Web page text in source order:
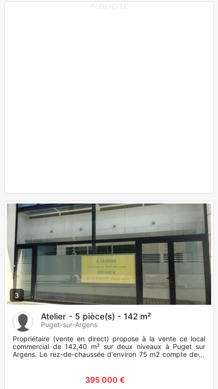
PUBLICITE
3
Atelier - 5 pièce(s) - 142 m²
Puget-sur-Argens
Propriétaire (vente en direct) propose à la vente ce local
commercial de 142,40 m² sur deux niveaux à Puget sur
Argens. Le rez-de-chaussée d'environ 75 m2 compte deux
entrées, un c
395 000 €